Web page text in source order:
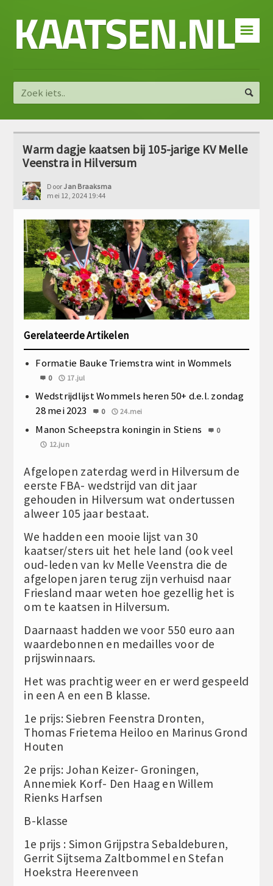
☰
KAATSEN.NL
Warm dagje kaatsen bij 105-jarige KV Melle
Veenstra in Hilversum
DoorJan Braaksma
mei 12, 2024 19:44
Gerelateerde Artikelen
Formatie Bauke Triemstra wint in Wommels
0 17.jul
Wedstrijdlijst Wommels heren 50+ d.e.l. zondag
28 mei 2023
0 24.mei
Manon Scheepstra koningin in Stiens
0
12.jun
Afgelopen zaterdag werd in Hilversum de
eerste FBA- wedstrijd van dit jaar
gehouden in Hilversum wat ondertussen
alweer 105 jaar bestaat.
We hadden een mooie lijst van 30
kaatser/sters uit het hele land (ook veel
oud-leden van kv Melle Veenstra die de
afgelopen jaren terug zijn verhuisd naar
Friesland maar weten hoe gezellig het is
om te kaatsen in Hilversum.
Daarnaast hadden we voor 550 euro aan
waardebonnen en medailles voor de
prijswinnaars.
Het was prachtig weer en er werd gespeeld
in een A en een B klasse.
1e prijs: Siebren Feenstra Dronten,
Thomas Frietema Heiloo en Marinus Grond
Houten
2e prijs: Johan Keizer- Groningen,
Annemiek Korf- Den Haag en Willem
Rienks Harfsen
B-klasse
1e prijs : Simon Grijpstra Sebaldeburen,
Gerrit Sijtsema Zaltbommel en Stefan
Hoekstra Heerenveen